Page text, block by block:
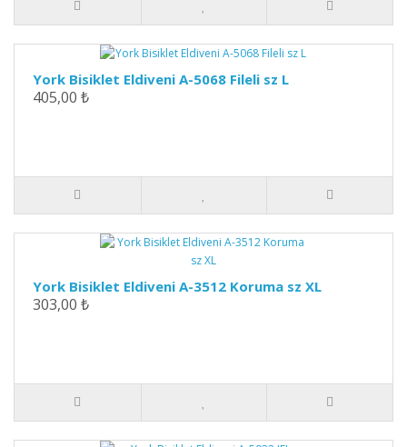
York Bisiklet Eldiveni A-5068 Fileli sz L
405,00 ₺
York Bisiklet Eldiveni A-3512 Koruma sz XL
303,00 ₺